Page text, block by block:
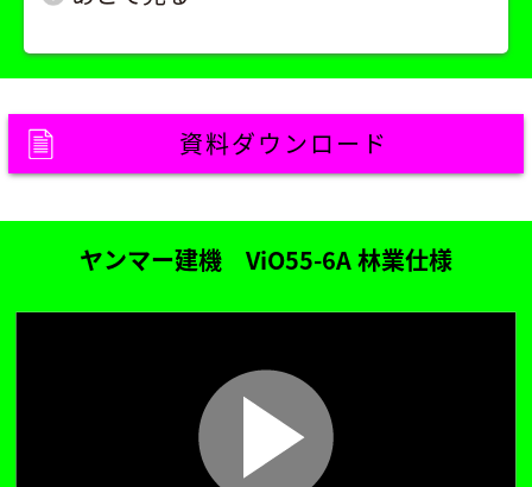
資料ダウンロード
ヤンマー建機 ViO55-6A 林業仕様